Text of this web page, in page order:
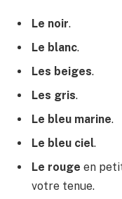
Le noir.
Le blanc.
Les beiges.
Les gris.
Le bleu marine.
Le bleu ciel.
Le rouge en
votre tenue.